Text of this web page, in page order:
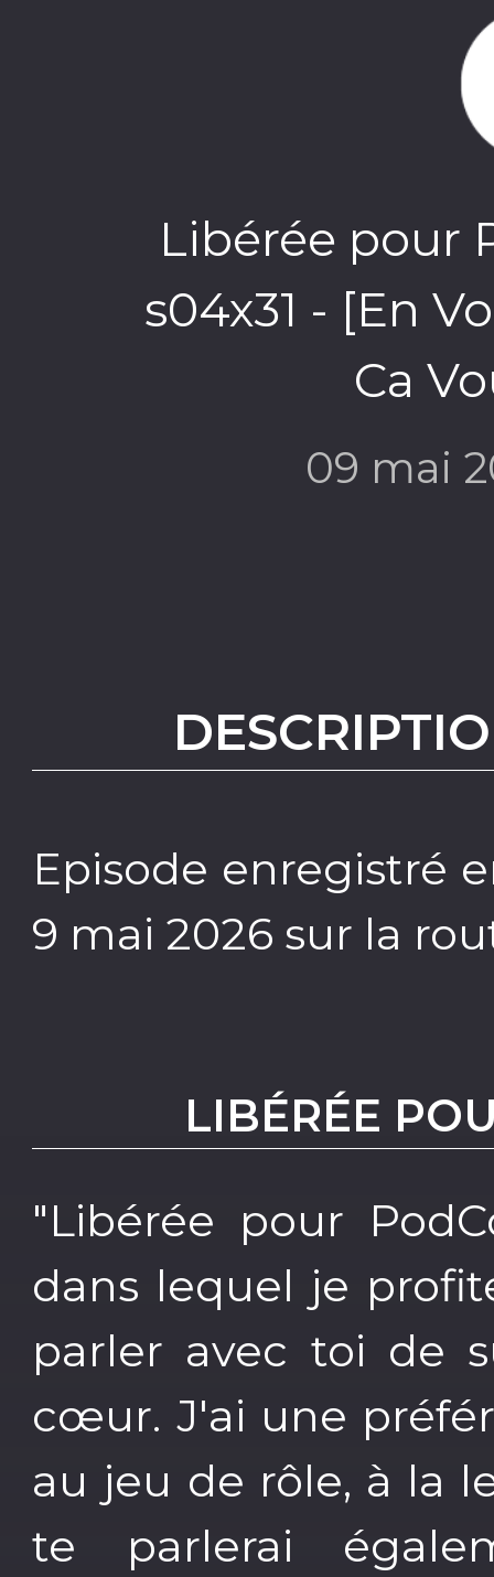
Libérée pour
s04x31 - [En
Ca
09 mai
Episode enregistré
9 mai 2026 sur la
LIBÉRÉE
"Libérée pour
dans lequel je
parler avec toi de
cœur. J'ai une
au jeu de rôle, à la
te parlerai